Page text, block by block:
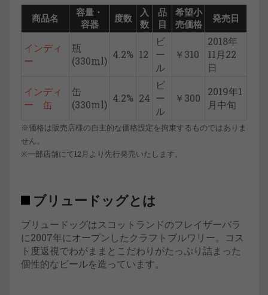
商品名
容量・
容器
度数
入
数
品
目
希望小
売価格
発売日
インディ
ー
瓶
(330ml)
4.2% 12
ビ
ー
ル
￥310
2018年
11月22
日
インディ
ー 缶
缶
(330ml)
4.2% 24
ビ
ー
ル
￥300
2019年1
月中旬
※価格は販売店様の自主的な価格設定を拘束するものではありま
せん。
※一部店舗にて12月より先行発売いたします。
ブリュードッグとは
ブリュードッグはスコットランドのフレイザーバラ
に2007年にオープンしたクラフトブルワリー。コス
ト度返視でわがままとこだわりがたっぷり詰まった
個性的なビールを造っています。